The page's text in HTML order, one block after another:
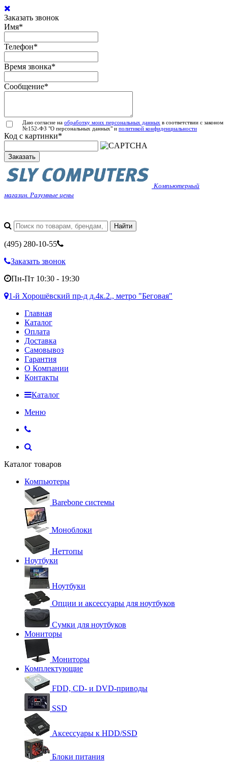
Заказать звонок
Имя*
Телефон*
Время звонка*
Сообщение*
Даю согласие на обработку моих персональных данных в соответствии с законом
№152-ФЗ "О персональных данных" и политикой конфиденциальности
Код с картинки*
Заказать
Компьютерный
магазин. Разумные цены
(495) 280-10-55
Заказать звонок
Пн-Пт 10:30 - 19:30
1-й Хорошёвский пр-д д.4к.2., метро "Беговая"
Главная
Каталог
Оплата
Доставка
Самовывоз
Гарантия
О Компании
Контакты
Каталог
Меню
Каталог товаров
Компьютеры
Barebone системы
Моноблоки
Неттопы
Ноутбуки
Ноутбуки
Опции и аксессуары для ноутбуков
Сумки для ноутбуков
Мониторы
Мониторы
Комплектующие
FDD, CD- и DVD-приводы
SSD
Аксессуары к HDD/SSD
Блоки питания